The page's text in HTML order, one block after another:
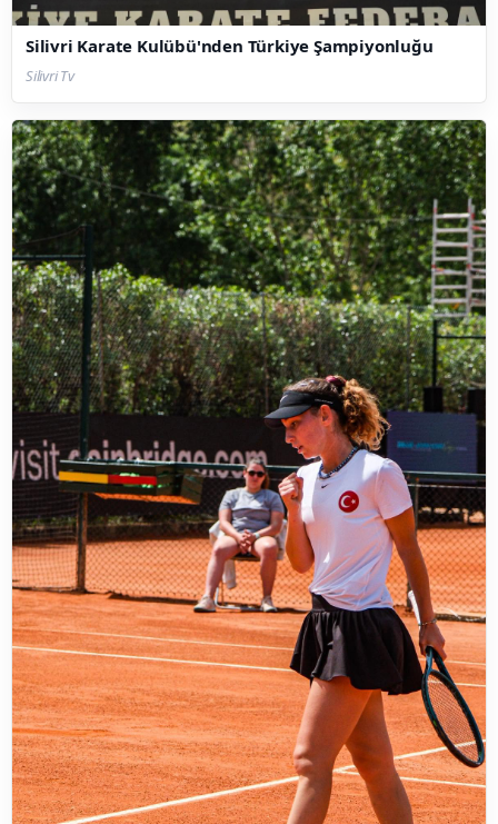
Silivri Karate Kulübü'nden Türkiye Şampiyonluğu
Silivri Tv